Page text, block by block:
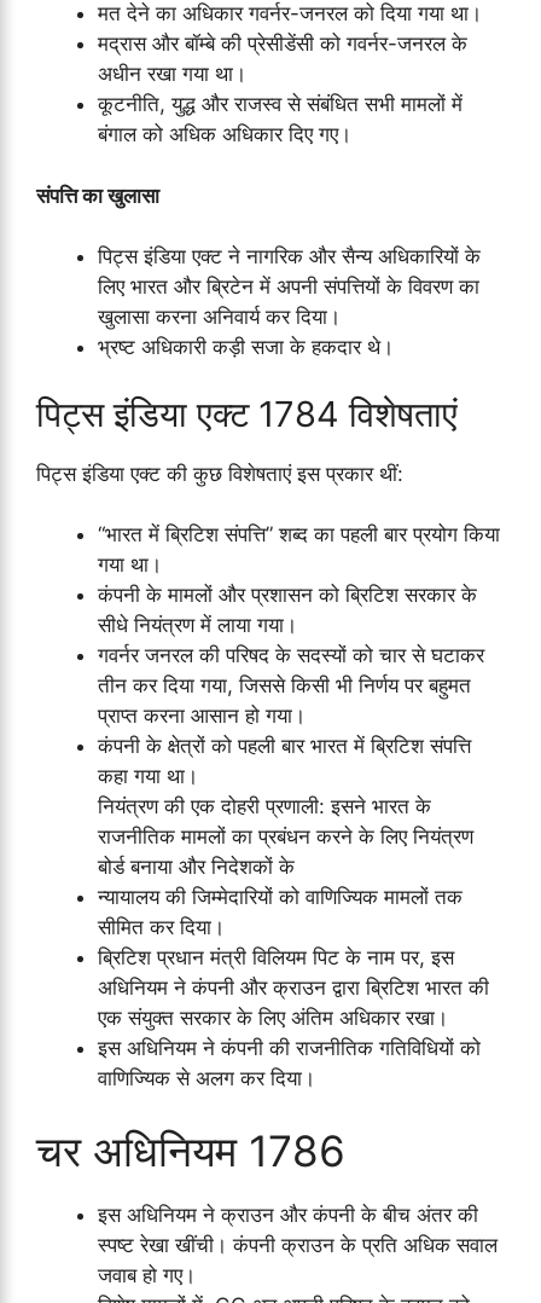
मत देने का अधिकार गवर्नर-जनरल को दिया गया था।
मद्रास और बॉम्बे की प्रेसीडेंसी को गवर्नर-जनरल के
अधीन रखा गया था।
कूटनीति, युद्ध और राजस्व से संबंधित सभी मामलों में
बंगाल को अधिक अधिकार दिए गए।
संपत्ति का खुलासा
पिट्स इंडिया एक्ट ने नागरिक और सैन्य अधिकारियों के
लिए भारत और ब्रिटेन में अपनी संपत्तियों के विवरण का
खुलासा करना अनिवार्य कर दिया।
भ्रष्ट अधिकारी कड़ी सजा के हकदार थे।
पिट्स इंडिया एक्ट 1784 विशेषताएं
पिट्स इंडिया एक्ट की कुछ विशेषताएं इस प्रकार थीं:
“भारत में ब्रिटिश संपत्ति” शब्द का पहली बार प्रयोग किया
गया था।
कंपनी के मामलों और प्रशासन को ब्रिटिश सरकार के
सीधे नियंत्रण में लाया गया।
गवर्नर जनरल की परिषद के सदस्यों को चार से घटाकर
तीन कर दिया गया, जिससे किसी भी निर्णय पर बहुमत
प्राप्त करना आसान हो गया।
कंपनी के क्षेत्रों को पहली बार भारत में ब्रिटिश संपत्ति
कहा गया था।
नियंत्रण की एक दोहरी प्रणाली: इसने भारत के
राजनीतिक मामलों का प्रबंधन करने के लिए नियंत्रण
बोर्ड बनाया और निदेशकों के
न्यायालय की जिम्मेदारियों को वाणिज्यिक मामलों तक
सीमित कर दिया।
ब्रिटिश प्रधान मंत्री विलियम पिट के नाम पर, इस
अधिनियम ने कंपनी और क्राउन द्वारा ब्रिटिश भारत की
एक संयुक्त सरकार के लिए अंतिम अधिकार रखा।
इस अधिनियम ने कंपनी की राजनीतिक गतिविधियों को
वाणिज्यिक से अलग कर दिया।
चर अधिनियम 1786
इस अधिनियम ने क्राउन और कंपनी के बीच अंतर की
स्पष्ट रेखा खींची। कंपनी क्राउन के प्रति अधिक सवाल
जवाब हो गए।